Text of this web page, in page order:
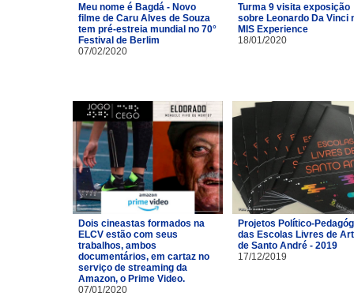
Meu nome é Bagdá - Novo
filme de Caru Alves de Souza
tem pré-estreia mundial no 70°
Festival de Berlim
07/02/2020
Turma 9 visita exposição
sobre Leonardo Da Vinci
MIS Experience
18/01/2020
Dois cineastas formados na
ELCV estão com seus
trabalhos, ambos
documentários, em cartaz no
serviço de streaming da
Amazon, o Prime Video.
07/01/2020
Projetos Político-
das Escolas Livres de
de Santo André - 2019
17/12/2019